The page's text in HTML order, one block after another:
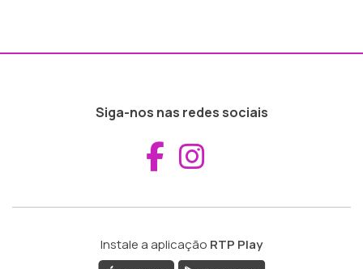
Siga-nos nas redes sociais
Aceder ao
Instale a aplicação RTP Play